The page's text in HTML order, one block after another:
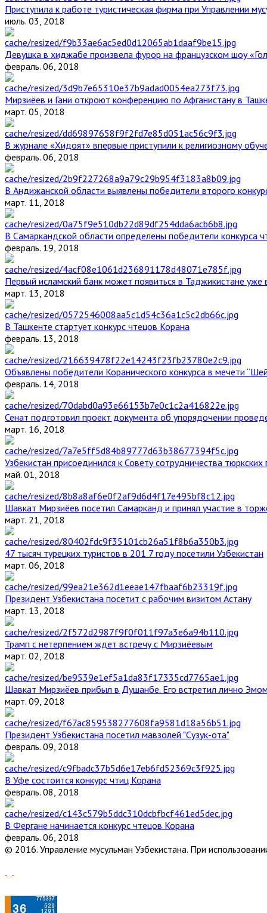
Приступила к работе туристическая фирма при Управлении
июль. 03, 2018
Девушка в хиджабе произвела фурор на французском шоу
февраль. 06, 2018
Мирзиёев и Гани откроют конференцию по Афганистану в
март. 05, 2018
В журнале «Хидоят» впервые приступили к религиозному
февраль. 06, 2018
В Андижанской области выявлены победители второго
март. 11, 2018
В Самаркандской области определены победители конкурса
февраль. 19, 2018
Первый исламский банк может появиться в Таджикистане уже
март. 13, 2018
В Ташкенте стартует конкурс чтецов Корана
февраль. 13, 2018
Объявлены победители Коранического конкурса в мечети
февраль. 14, 2018
Сенат подготовил проект документа об упорядочении
март. 16, 2018
Узбекистан присоединился к Совету сотрудничества тюркских
май. 01, 2018
Шавкат Мирзиёев посетил Самарканд и принял участие в
март. 21, 2018
47 тысяч турецких туристов в 201 7 году посетили Узбекистан
март. 06, 2018
Президент Узбекистана посетит с рабочим визитом Астану
март. 13, 2018
Трамп с нетерпением ждет встречу с Мирзиёевым
март. 02, 2018
Шавкат Мирзиёев прибыл в Душанбе. Его встретил лично
март. 09, 2018
Президент Узбекистана посетил мавзолей "Сузук-ота"
февраль. 09, 2018
В Уфе состоится конкурс чтиц Корана
февраль. 08, 2018
В Фергане начинается конкурс чтецов Корана
февраль. 06, 2018
© 2016. Управление мусульман Узбекистана. При